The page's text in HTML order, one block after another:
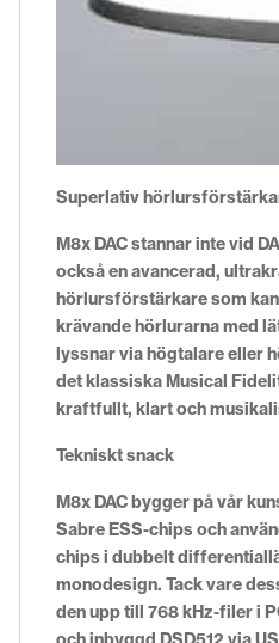
Superlativ
M8x DAC stannar inte vid
också en avancerad,
hörlursförstärkare som
krävande hörlurarna med
lyssnar via högtalare eller
det klassiska Musical
kraftfullt, klart och
Tekniskt snack
M8x DAC bygger på vår
Sabre ESS-chips och
chips i dubbelt
monodesign. Tack vare
den upp till 768 kHz-filer i